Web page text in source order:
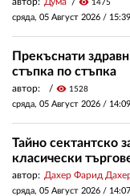
1475
сряда, 05 Август 2026 / 15:39
Прекъснати
стъпка по стъпка
автор: visibility 1528
сряда, 05 Август 2026 / 14:09
Тайно сектантско
класически
автор: Дахер Фарид
сряда, 05 Август 2026 / 14:07